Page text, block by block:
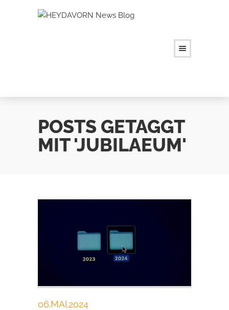
POSTS GETAGGT
MIT 'JUBILAEUM'
06.MAI.2024